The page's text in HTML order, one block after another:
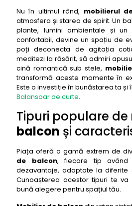
Nu în ultimul rând, mobilierul
atmosfera și starea de spirit. Un
plante, lumini ambientale și un
confortabil, devine un spațiu de
poți deconecta de agitația
meditezi la răsărit, să admiri
cină romantică sub stele,
transformă aceste momente în
Este o investiție în bunăstarea ta și
Balansoar de curte.
Tipuri populare de
balcon și
Piața oferă o gamă extrem de
de balcon, fiecare tip având
dezavantaje, adaptate la diferite
Cunoașterea acestor tipuri te
bună alegere pentru spațiul tău.